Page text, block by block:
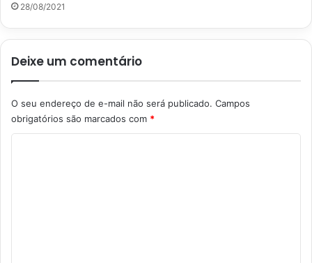
28/08/2021
Deixe um comentário
O seu endereço de e-mail não será publicado. Campos
obrigatórios são marcados com *